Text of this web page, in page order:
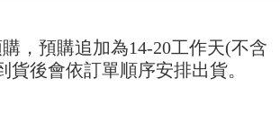
dibuat. Anda perlu mengesahkan nombor telefon
bilangan ansuran, dan menetapkan tarikh
akan dianggap selesai setelah pembayaran
apabila pesanan disahkan. Produk akan
ditetapkan.
anda akan menerima SMS pembayaran
，預購追加為14-20工作天(不含
貨後會依訂單順序安排出貨。